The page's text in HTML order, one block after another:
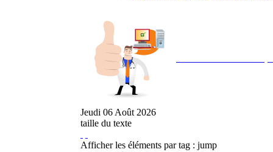
Jeudi 06 Août 2026
taille du texte
Afficher les éléments par tag : jump